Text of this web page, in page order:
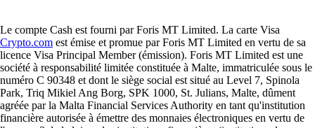
Le compte Cash est fourni par Foris MT Limited. La carte Visa
Crypto.com est émise et promue par Foris MT Limited en vertu de sa
licence Visa Principal Member (émission). Foris MT Limited est une
société à responsabilité limitée constituée à Malte, immatriculée sous le
numéro C 90348 et dont le siège social est situé au Level 7, Spinola
Park, Triq Mikiel Ang Borg, SPK 1000, St. Julians, Malte, dûment
agréée par la Malta Financial Services Authority en tant qu'institution
financière autorisée à émettre des monnaies électroniques en vertu de